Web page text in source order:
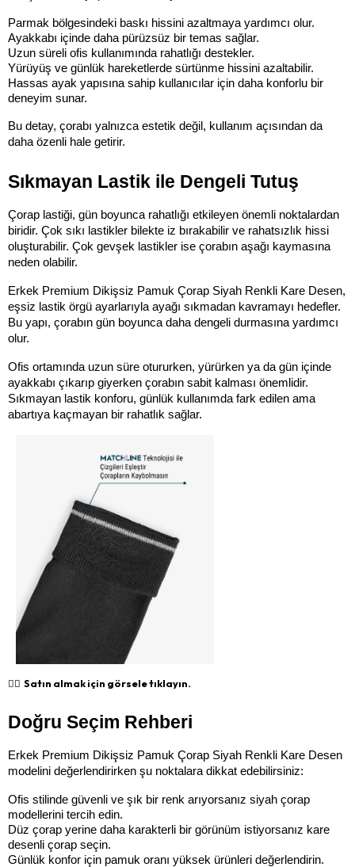
Parmak bölgesindeki baskı hissini azaltmaya yardımcı olur.
Ayakkabı içinde daha pürüzsüz bir temas sağlar.
Uzun süreli ofis kullanımında rahatlığı destekler.
Yürüyüş ve günlük hareketlerde sürtünme hissini azaltabilir.
Hassas ayak yapısına sahip kullanıcılar için daha konforlu bir
deneyim sunar.
Bu detay, çorabı yalnızca estetik değil, kullanım açısından da
daha özenli hale getirir.
Sıkmayan Lastik ile Dengeli Tutuş
Çorap lastiği, gün boyunca rahatlığı etkileyen önemli noktalardan
biridir. Çok sıkı lastikler bilekte iz bırakabilir ve rahatsızlık hissi
oluşturabilir. Çok gevşek lastikler ise çorabın aşağı kaymasına
neden olabilir.
Erkek Premium Dikişsiz Pamuk Çorap Siyah Renkli Kare Desen,
eşsiz lastik örgü ayarlarıyla ayağı sıkmadan kavramayı hedefler.
Bu yapı, çorabın gün boyunca daha dengeli durmasına yardımcı
olur.
Ofis ortamında uzun süre otururken, yürürken ya da gün içinde
ayakkabı çıkarıp giyerken çorabın sabit kalması önemlidir.
Sıkmayan lastik konforu, günlük kullanımda fark edilen ama
abartıya kaçmayan bir rahatlık sağlar.
👉🏻 Satın almak için görsele tıklayın.
Doğru Seçim Rehberi
Erkek Premium Dikişsiz Pamuk Çorap Siyah Renkli Kare Desen
modelini değerlendirirken şu noktalara dikkat edebilirsiniz:
Ofis stilinde güvenli ve şık bir renk arıyorsanız siyah çorap
modellerini tercih edin.
Düz çorap yerine daha karakterli bir görünüm istiyorsanız kare
desenli çorap seçin.
Günlük konfor için pamuk oranı yüksek ürünleri değerlendirin.